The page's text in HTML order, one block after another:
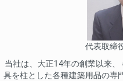
代表取締
当社は、大正14年の創業以来
具を柱とした各種建築用品の専